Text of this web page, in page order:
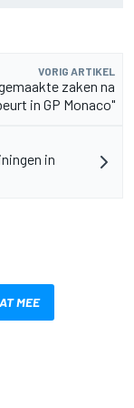
VORIG ARTIKEL
zaken na
in GP Monaco"
in
MEE